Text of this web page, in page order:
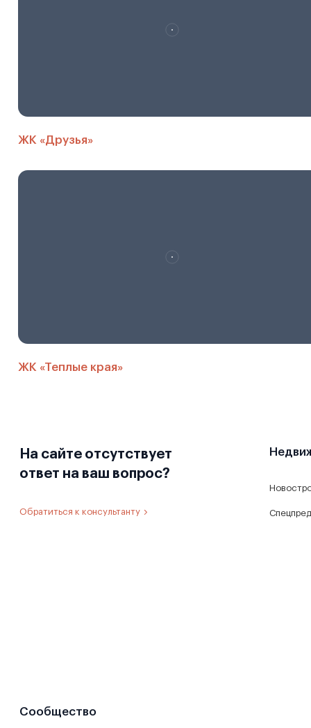
ЖК «Друзья»
ЖК «Теплые края»
На сайте отсутствует
ответ на ваш вопрос?
Обратиться к консультанту
Сообщество